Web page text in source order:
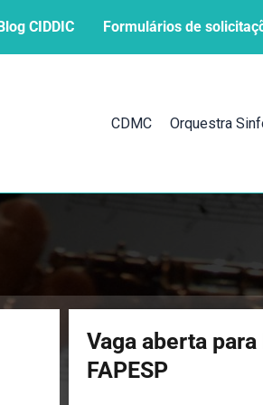
CIDDIC Formulários de
CDMC Orquestra
Vaga aberta
FAPESP